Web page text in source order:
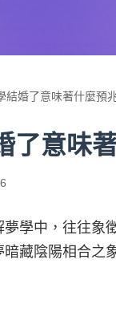
結婚了意味著什麼預
了意味
學中，往往象
藏陰陽相合之